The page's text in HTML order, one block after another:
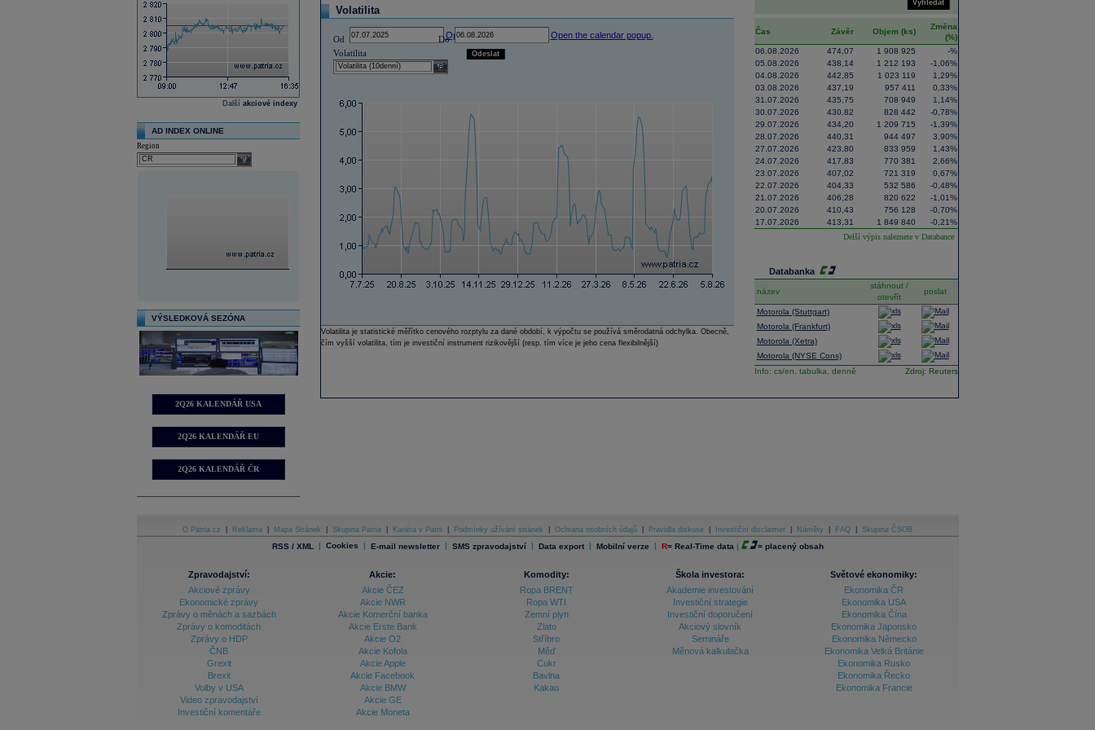
Další akciové indexy
AD INDEX ONLINE
Region
select
VÝSLEDKOVÁ SEZÓNA
2Q26 KALENDÁŘ USA
2Q26 KALENDÁŘ EU
2Q26 KALENDÁŘ ČR
Volatilita
Od Open the calendar popup.
Do
Open the calendar popup.
Volatilita
select
Odeslat
Volatilita je statistické měřítko cenového rozptylu za dané období, k výpočtu se používá směrodatná odchylka. Obecně,
čím vyšší volatilita, tím je investiční instrument rizikovější (resp. tím více je jeho cena flexibilnější)
Vyhledat
Čas Závěr Objem (ks)
Změna
(%)
06.08.2026
474,07 1 908 925
-%
05.08.2026
438,14 1 212 193
-1,06%
04.08.2026
442,85 1 023 119
1,29%
03.08.2026
437,19 957 411
0,33%
31.07.2026
435,75 708 949
1,14%
30.07.2026
430,82 828 442
-0,78%
29.07.2026
434,20 1 209 715
-1,39%
28.07.2026
440,31 944 497
3,90%
27.07.2026
423,80 833 959
1,43%
24.07.2026
417,83 770 381
2,66%
23.07.2026
407,02 721 319
0,67%
22.07.2026
404,33 532 586
-0,48%
21.07.2026
406,28 820 622
-1,01%
20.07.2026
410,43 756 128
-0,70%
17.07.2026
413,31 1 849 840
-0,21%
Delší výpis naleznete v Databance
Databanka
název
stáhnout /
otevřít
poslat
Motorola (Stuttgart)
Motorola (Frankfurt)
Motorola (Xetra)
Motorola (NYSE Cons)
Info: cs/en, tabulka, denně Zdroj: Reuters
O Patria.cz Reklama Mapa Stránek Skupina Patria Kariéra v Patrii Podmínky užívání stránek Ochrana osobních údajů Pravidla diskuse Investiční disclaimer Náměty FAQ Skupina ČSOB
RSS / XML | Cookies | E-mail newsletter | SMS zpravodajství | Data export | Mobilní verze | R= Real-Time data | = placený obsah
Zpravodajství:
Akciové zprávy
Ekonomické zprávy
Zprávy o měnách a sazbách
Zprávy o komoditách
Zprávy o HDP
ČNB
Grexit
Brexit
Volby v USA
Video zpravodajství
Investiční komentáře
Akcie:
Akcie ČEZ
Akcie NWR
Akcie Komerční banka
Akcie Erste Bank
Akcie O2
Akcie Kofola
Akcie Apple
Akcie Facebook
Akcie BMW
Akcie GE
Akcie Moneta
Komodity:
Ropa BRENT
Ropa WTI
Zemní plyn
Zlato
Stříbro
Měď
Cukr
Bavlna
Kakao
Škola investora:
Akademie investování
Investiční strategie
Investiční doporučení
Akciový slovník
Semináře
Měnová kalkulačka
Světové ekonomiky:
Ekonomika ČR
Ekonomika USA
Ekonomika Čína
Ekonomika Japonsko
Ekonomika Německo
Ekonomika Velká Británie
Ekonomika Rusko
Ekonomika Řecko
Ekonomika Francie